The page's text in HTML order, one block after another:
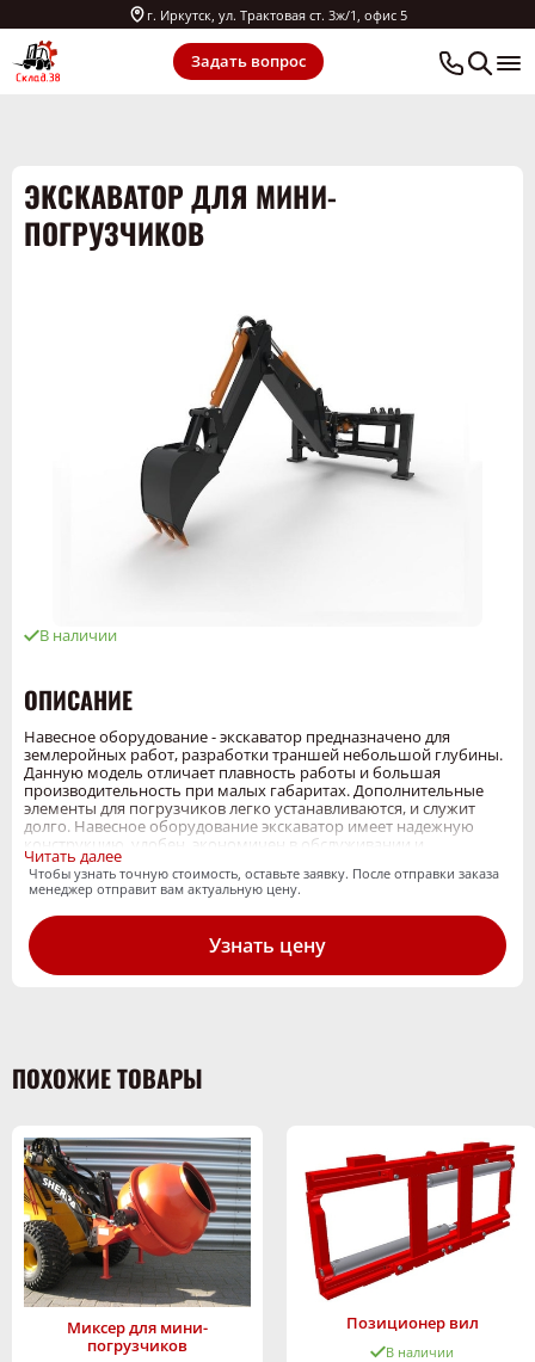
г. Иркутск, ул. Трактовая ст. 3ж/1, офис 5
Задать вопрос
ЭКСКАВАТОР ДЛЯ МИНИ-
ПОГРУЗЧИКОВ
В наличии
ОПИСАНИЕ
Навесное оборудование - экскаватор предназначено для
землеройных работ, разработки траншей небольшой глубины.
Данную модель отличает плавность работы и большая
производительность при малых габаритах. Дополнительные
элементы для погрузчиков легко устанавливаются, и служит
долго. Навесное оборудование экскаватор имеет надежную
конструкцию, удобен, экономичен в обслуживании и
приспособлен для работы российских условиях.
Читать далее
Чтобы узнать точную стоимость, оставьте заявку. После отправки заказа
менеджер отправит вам актуальную цену.
Узнать цену
ПОХОЖИЕ ТОВАРЫ
Миксер для мини-
погрузчиков
Позиционер вил
В наличии